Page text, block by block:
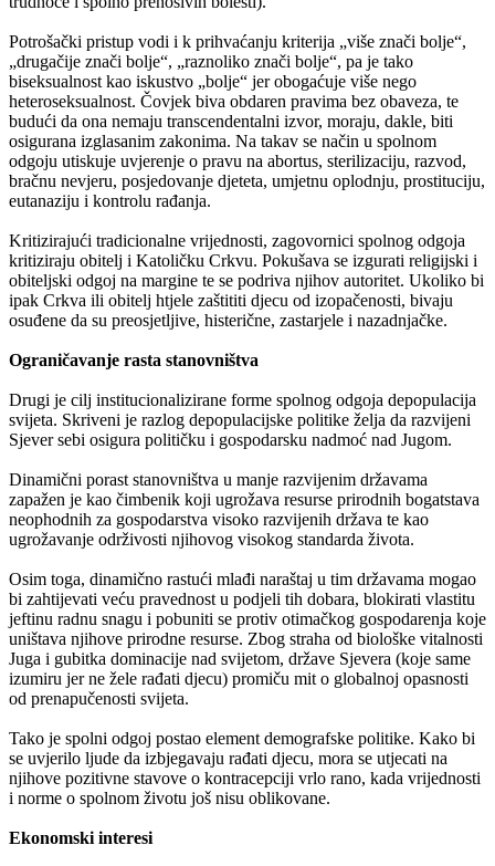
Potrošački pristup vodi i k prihvaćanju kriterija „više znači bolje“,
„drugačije znači bolje“, „raznoliko znači bolje“, pa je tako
biseksualnost kao iskustvo „bolje“ jer obogaćuje više nego
heteroseksualnost. Čovjek biva obdaren pravima bez obaveza, te
budući da ona nemaju transcendentalni izvor, moraju, dakle, biti
osigurana izglasanim zakonima. Na takav se način u spolnom
odgoju utiskuje uvjerenje o pravu na abortus, sterilizaciju, razvod,
bračnu nevjeru, posjedovanje djeteta, umjetnu oplodnju, prostituciju,
eutanaziju i kontrolu rađanja.
Kritizirajući tradicionalne vrijednosti, zagovornici spolnog odgoja
kritiziraju obitelj i Katoličku Crkvu. Pokušava se izgurati religijski i
obiteljski odgoj na margine te se podriva njihov autoritet. Ukoliko bi
ipak Crkva ili obitelj htjele zaštititi djecu od izopačenosti, bivaju
osuđene da su preosjetljive, histerične, zastarjele i nazadnjačke.
Ograničavanje rasta stanovništva
Drugi je cilj institucionalizirane forme spolnog odgoja depopulacija
svijeta. Skriveni je razlog depopulacijske politike želja da razvijeni
Sjever sebi osigura političku i gospodarsku nadmoć nad Jugom.
Dinamični porast stanovništva u manje razvijenim državama
zapažen je kao čimbenik koji ugrožava resurse prirodnih bogatstava
neophodnih za gospodarstva visoko razvijenih država te kao
ugrožavanje održivosti njihovog visokog standarda života.
Osim toga, dinamično rastući mlađi naraštaj u tim državama mogao
bi zahtijevati veću pravednost u podjeli tih dobara, blokirati vlastitu
jeftinu radnu snagu i pobuniti se protiv otimačkog gospodarenja koje
uništava njihove prirodne resurse. Zbog straha od biološke vitalnosti
Juga i gubitka dominacije nad svijetom, države Sjevera (koje same
izumiru jer ne žele rađati djecu) promiču mit o globalnoj opasnosti
od prenapučenosti svijeta.
Tako je spolni odgoj postao element demografske politike. Kako bi
se uvjerilo ljude da izbjegavaju rađati djecu, mora se utjecati na
njihove pozitivne stavove o kontracepciji vrlo rano, kada vrijednosti
i norme o spolnom životu još nisu oblikovane.
Ekonomski interesi